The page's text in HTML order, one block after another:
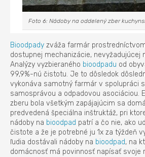
Foto 6: Nádoby na oddelený zber
Bioodpady zváža farmár
dostupnej mechanizácie, nevyžadujúcej
Analýzy vyzbieraného bioodpadu od
99,9%-nú čistotu. Je to dôsledok
vykonáva samotný farmár v spolupráci
samosprávou a odpadovou asociáciou.
zberu bola všetkým zapájajúcim sa
predvedená špeciálna inštruktáž, pri
nádoby na bioodpad patrí a čo nie, ako
čistote a že je potrebné ju 1x za týždeň
ľudia dostávali nádoby na bioodpad, na
domácnosť má povinnosť napísať svoje